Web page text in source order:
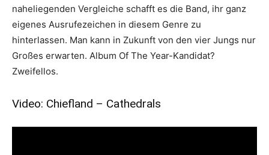
naheliegenden Vergleiche schafft es die Band, ihr ganz
eigenes Ausrufezeichen in diesem Genre zu
hinterlassen. Man kann in Zukunft von den vier Jungs nur
Großes erwarten. Album Of The Year-Kandidat?
Zweifellos.
Video: Chiefland – Cathedrals